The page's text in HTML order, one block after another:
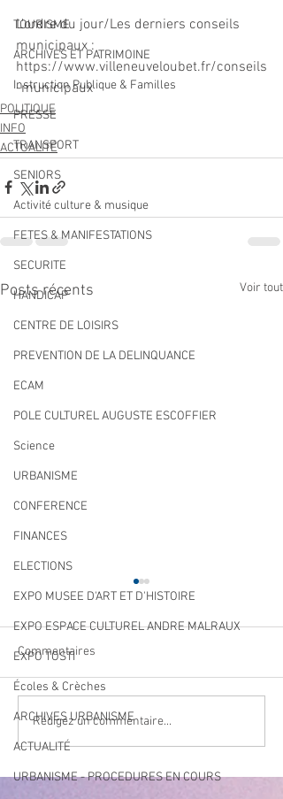
TOURISME
ARCHIVES ET PATRIMOINE
Instruction Publique & Familles
PRESSE
TRANSPORT
SENIORS
Activité culture & musique
FETES & MANIFESTATIONS
SECURITE
HANDICAP
CENTRE DE LOISIRS
PREVENTION DE LA DELINQUANCE
ECAM
POLE CULTUREL AUGUSTE ESCOFFIER
Science
URBANISME
CONFERENCE
FINANCES
ELECTIONS
EXPO MUSEE D'ART ET D'HISTOIRE
EXPO ESPACE CULTUREL ANDRE MALRAUX
EXPO TOSTI
Écoles & Crèches
ARCHIVES URBANISME
ACTUALITÉ
URBANISME - PROCEDURES EN COURS
L'ordre du jour/Les derniers conseils
municipaux :
https://www.villeneuveloubet.fr/conseils
-municipaux
POLITIQUE
INFO
ACTUALITÉ
Posts récents Voir tout
Navettes estivales Envibus
gratuites
Commentaires
Rédigez un commentaire...